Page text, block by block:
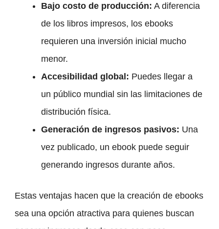
Bajo costo de producción: A diferencia
de los libros impresos, los ebooks
requieren una inversión inicial mucho
menor.
Accesibilidad global: Puedes llegar a
un público mundial sin las limitaciones de
distribución física.
Generación de ingresos pasivos: Una
vez publicado, un ebook puede seguir
generando ingresos durante años.
Estas ventajas hacen que la creación de ebooks
sea una opción atractiva para quienes buscan